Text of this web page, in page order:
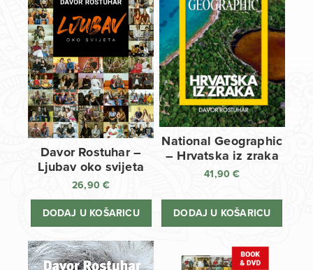
Davor Rostuhar –
Ljubav oko svijeta
26,90€
DODAJ U KOŠARICU
National Geographic
– Hrvatska iz zraka
41,90€
DODAJ U KOŠARICU